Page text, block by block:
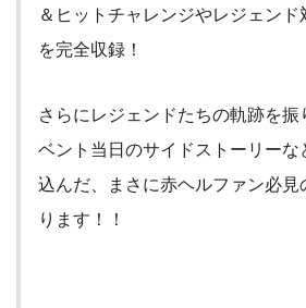
＆ヒットチャレンジやレジェン
を完全収録！
さらにレジェンドたちの軌跡を振
ベント当日のサイドストーリー
込んだ、まさに赤ヘルファン必
ります！！